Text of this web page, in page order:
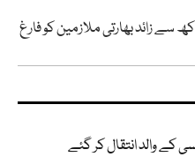
سے زائد بھارتی ملازمین کو فارغ
کے والد انتقال کر گئے